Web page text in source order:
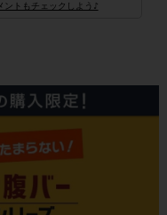
ントもチェックしよう♪